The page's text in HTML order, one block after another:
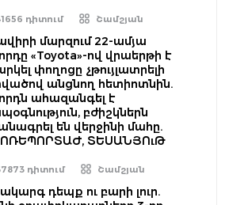
դիտում Շամշյան
մարզում 22-ամյա
«Toyota»-ով վրաերթի է
փողոցը չթույլատրելի
անցնող հետիոտնին.
ահազանգել է
բժիշկներն
են վերջինի մահը.
ՏԵՍԱՆՅՈւԹ
դիտում Շամշյան
դեպք ու բարի լուր.